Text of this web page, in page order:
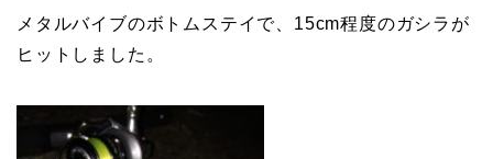
メタルバイブのボトムステイで、15cm程度のガシラが
ヒットしました。